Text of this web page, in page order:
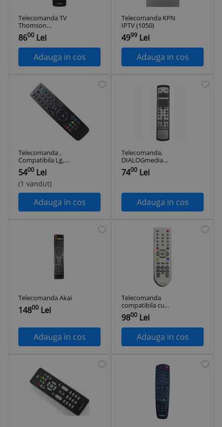
Telecomanda TV
Thomson
ROC1128PHI,
pentru Philips
8600 Lei
Adauga in cos
Telecomanda KPN
IPTV (1050)
4999 Lei
Adauga in cos
Telecomanda ,
Compatibila Lg,
AKB69680403,
neagra
5400 Lei
(1 vandut)
Adauga in cos
Telecomanda,
DIALOGmedia
ALBIS 7710, Argintiu
7400 Lei
Adauga in cos
Telecomanda Akai
14800 Lei
Adauga in cos
Telecomanda
compatibila cu
Platinium PR37020
9800 Lei
Adauga in cos